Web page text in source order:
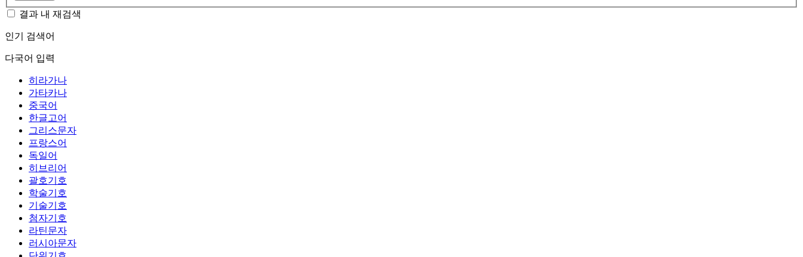
결과 내 재검색
인기 검색어
다국어 입력
히라가나
가타카나
중국어
한글고어
그리스문자
프랑스어
독일어
히브리어
괄호기호
학술기호
기술기호
첨자기호
라틴문자
러시아문자